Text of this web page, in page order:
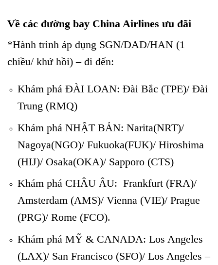
Về các đường bay China Airlines ưu đãi
*Hành trình áp dụng SGN/DAD/HAN (1
chiều/ khứ hồi) – đi đến:
Khám phá ĐÀI LOAN: Đài Bắc (TPE)/ Đài
Trung (RMQ)
Khám phá NHẬT BẢN: Narita(NRT)/
Nagoya(NGO)/ Fukuoka(FUK)/ Hiroshima
(HIJ)/ Osaka(OKA)/ Sapporo (CTS)
Khám phá CHÂU ÂU: Frankfurt (FRA)/
Amsterdam (AMS)/ Vienna (VIE)/ Prague
(PRG)/ Rome (FCO).
Khám phá MỸ & CANADA: Los Angeles
(LAX)/ San Francisco (SFO)/ Los Angeles –